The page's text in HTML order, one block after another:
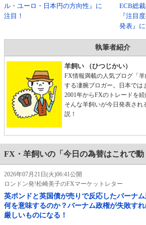
ル・ユーロ・日本円の方向性』に
注目！
ECB総
『注目
発表』に
執筆者紹介
羊飼い （ひつじかい）
FX情報満載の人気ブログ「
する凄腕ブロガー。日本では
2001年からFXのトレードを
そんな羊飼いが今日発表され
説！
FX・羊飼いの「今日の為替はこれで
2026年07月21日(火)06:41公開
ロンドン発!松崎美子のFXマーケットレター
英ポンドと英国債が売りで反応したバーナ
何を意味するのか？バーナム政権が失敗す
厳しいものになる！